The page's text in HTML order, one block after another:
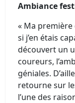
Ambiance
« Ma première
si j’en étais
découvert un
coureurs,
géniales.
retourne sur
l’une des